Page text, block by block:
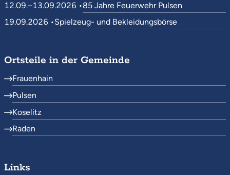
12.09.–13.09.2026 •85 Jahre Feuerwehr Pulsen
19.09.2026 •Spielzeug- und Bekleidungsbörse
Ortsteile in der Gemeinde
Frauenhain
Pulsen
Koselitz
Raden
Links